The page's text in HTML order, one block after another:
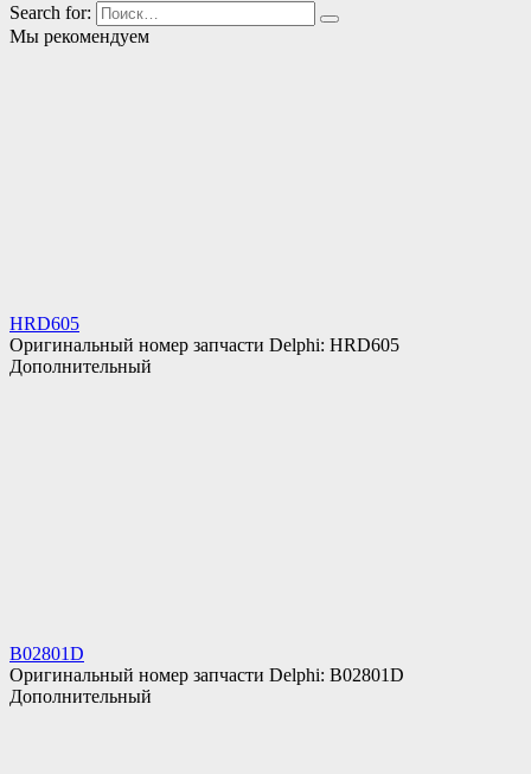
Search for:
Мы рекомендуем
HRD605
Оригинальный номер запчасти Delphi: HRD605
Дополнительный
B02801D
Оригинальный номер запчасти Delphi: B02801D
Дополнительный